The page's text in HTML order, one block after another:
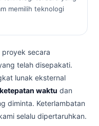
memilih teknologi
secara
telah disepakati.
lunak eksternal
ketepatan waktu dan
diminta. Keterlambatan
selalu dipertaruhkan.